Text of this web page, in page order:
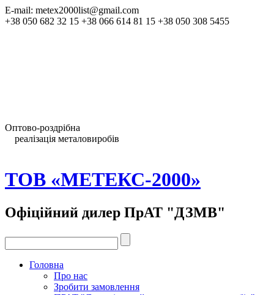
E-mail: metex2000list@gmail.com
+38 050 682 32 15 +38 066 614 81 15 +38 050 308 5455
Оптово-роздрібна
реалізація металовиробів
ТОВ «МЕТЕКС-2000»
Офіційний дилер ПрАТ "ДЗМВ"
Головна
Про нас
Зробити замовлення